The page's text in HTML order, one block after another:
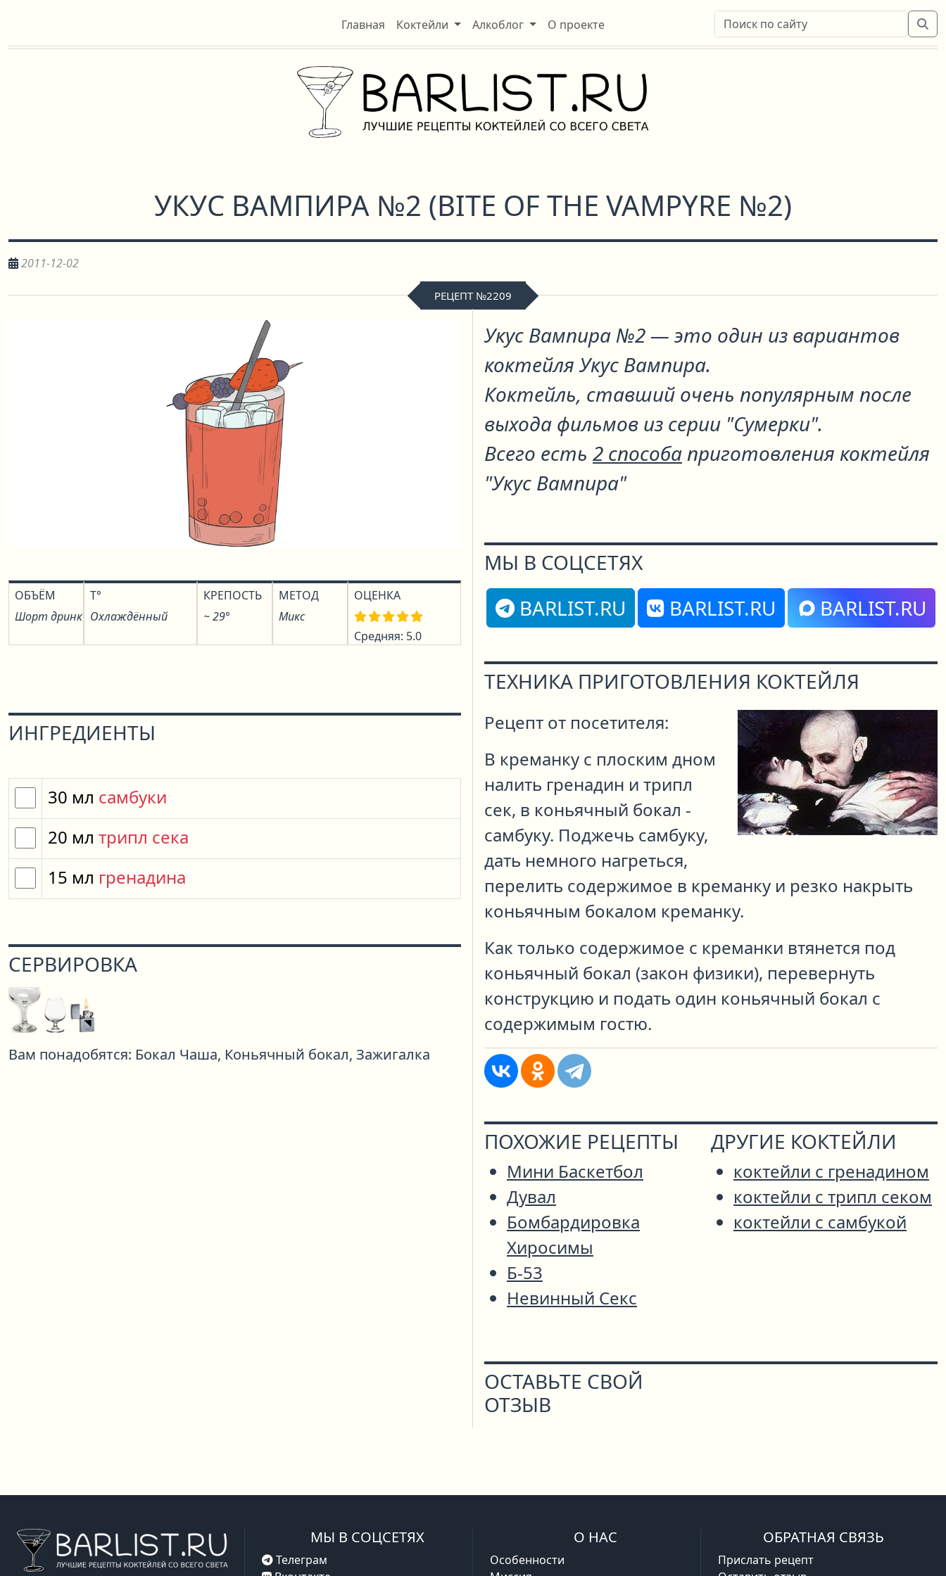
Главная Коктейли Алкоблог О проекте
УКУС ВАМПИРА №2 (BITE OF THE VAMPYRE №2)
2011-12-02
РЕЦЕПТ №2209
ОБЪЁМ
Шорт дринк
T°
Охлаждённый
КРЕПОСТЬ
~ 29°
МЕТОД
Микс
ОЦЕНКА
Средняя: 5.0
ИНГРЕДИЕНТЫ
30 мл самбуки
20 мл трипл сека
15 мл гренадина
СЕРВИРОВКА
Вам понадобятся: Бокал Чаша, Коньячный бокал, Зажигалка
Укус Вампира №2— это один из вариантов
коктейля Укус Вампира.
Коктейль, ставший очень популярным после
выхода фильмов из серии "Сумерки".
Всего есть 2 способаприготовления коктейля
"Укус Вампира"
МЫ В СОЦСЕТЯХ
BARLIST.RU
BARLIST.RU BARLIST.RU
ТЕХНИКА ПРИГОТОВЛЕНИЯ КОКТЕЙЛЯ
Рецепт от посетителя:
В креманку с плоским дном
налить гренадин и трипл
сек, в коньячный бокал -
самбуку. Поджечь самбуку,
дать немного нагреться,
перелить содержимое в креманку и резко накрыть
коньячным бокалом креманку.
Как только содержимое с креманки втянется под
коньячный бокал (закон физики), перевернуть
конструкцию и подать один коньячный бокал с
содержимым гостю.
ПОХОЖИЕ РЕЦЕПТЫ
Мини Баскетбол
Дувал
Бомбардировка
Хиросимы
Б-53
Невинный Секс
ДРУГИЕ КОКТЕЙЛИ
коктейли с гренадином
коктейли с трипл секом
коктейли с самбукой
ОСТАВЬТЕ СВОЙ
ОТЗЫВ
МЫ В СОЦСЕТЯХ
Телеграм
О НАС
Особенности
ОБРАТНАЯ СВЯЗЬ
Прислать рецепт